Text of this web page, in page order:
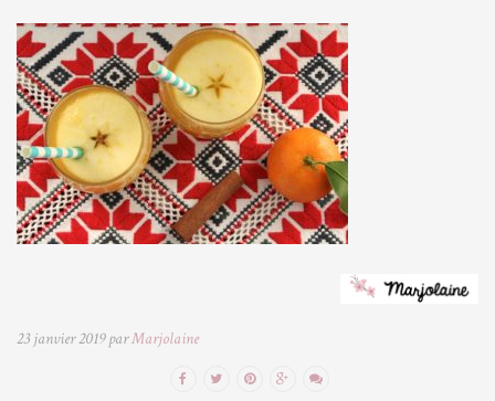
23 janvier 2019 parMarjolaine